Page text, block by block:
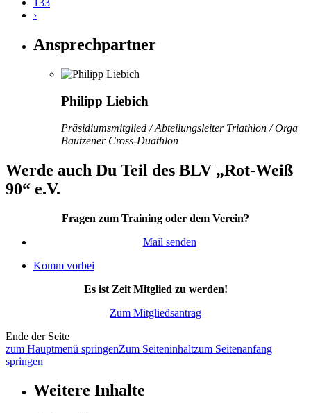
133
›
Ansprechpartner
Philipp Liebich
Präsidiumsmitglied / Abteilungsleiter Triathlon / Orga
Bautzener Cross-Duathlon
Werde auch Du Teil des BLV „Rot-Weiß
90“ e.V.
Fragen zum Training oder dem Verein?
Mail senden
Komm vorbei
Es ist Zeit Mitglied zu werden!
Zum Mitgliedsantrag
Ende der Seite
zum Hauptmenü springenZum Seiteninhaltzum Seitenanfang
springen
Weitere Inhalte